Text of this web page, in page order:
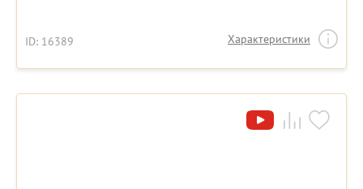
ID: 16389 Характеристики